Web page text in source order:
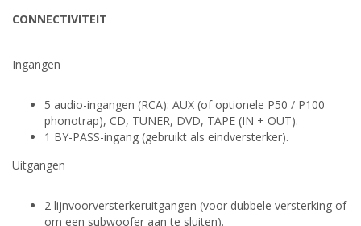
CONNECTIVITEIT
Ingangen
5 audio-ingangen (RCA): AUX (of optionele P50 / P100
phonotrap), CD, TUNER, DVD, TAPE (IN + OUT).
1 BY-PASS-ingang (gebruikt als eindversterker).
Uitgangen
2 lijnvoorversterkeruitgangen (voor dubbele versterking of
om een subwoofer aan te sluiten).